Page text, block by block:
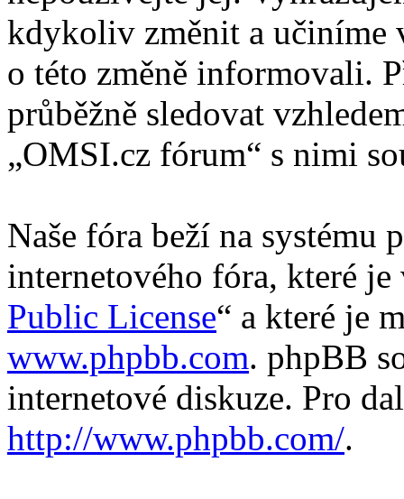
kdykoliv změnit a učiníme
o této změně informovali.
průběžně sledovat
„OMSI.cz fórum“ s nimi
Naše fóra beží na systému
internetového fóra, které
Public License“ a které je
www.phpbb.com. phpBB
internetové diskuze. Pro
http://www.phpbb.com/.